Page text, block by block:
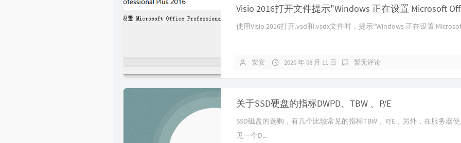
使用Visio 2016打开.vsd和.vsdx文件时，提示"Windows 正在设置
安安 2020 年 08 月 11 日 暂无评论
关于SSD硬盘的指标DWPD、TBW 、P/E
SSD磁盘的选购，有几个比较常见的指标TBW 、P/E，另外，在服务器
见一个D...